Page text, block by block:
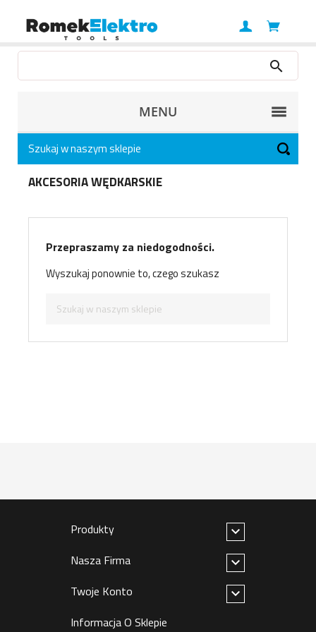
MENU
AKCESORIA WĘDKARSKIE
Przepraszamy za niedogodności.
Wyszukaj ponownie to, czego szukasz
Produkty

Nasza Firma

Twoje Konto

Informacja O Sklepie